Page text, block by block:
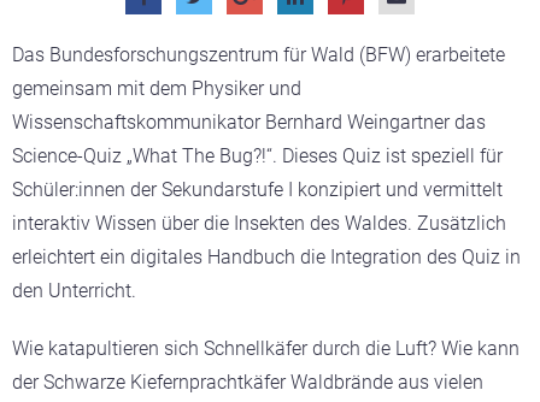
Das Bundesforschungszentrum für Wald (BFW) erarbeitete
gemeinsam mit dem Physiker und
Wissenschaftskommunikator Bernhard Weingartner das
Science-Quiz „What The Bug?!“. Dieses Quiz ist speziell für
Schüler:innen der Sekundarstufe I konzipiert und vermittelt
interaktiv Wissen über die Insekten des Waldes. Zusätzlich
erleichtert ein digitales Handbuch die Integration des Quiz in
den Unterricht.
Wie katapultieren sich Schnellkäfer durch die Luft? Wie kann
der Schwarze Kiefernprachtkäfer Waldbrände aus vielen